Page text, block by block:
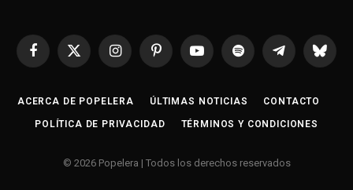
Facebook
X
InstagramPinterestYouTubeSpotify Telegrama
ACERCA DE POPELERA ÚLTIMAS NOTICIAS CONTACTO
POLÍTICA DE PRIVACIDAD TÉRMINOS Y CONDICIONES
© 2026 Popelera | Todos los derechos reservados